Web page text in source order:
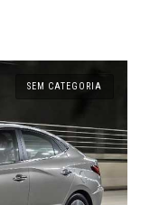
SEM CATEGORIA